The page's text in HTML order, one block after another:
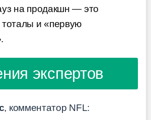
на продакшн — это
тоталы и «первую
экспертов
, комментатор NFL: